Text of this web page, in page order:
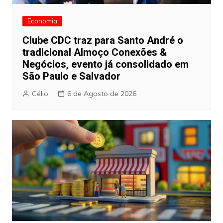
Economia
Clube CDC traz para Santo André o
tradicional Almoço Conexões &
Negócios, evento já consolidado em
São Paulo e Salvador
Célio 6 de Agosto de 2026